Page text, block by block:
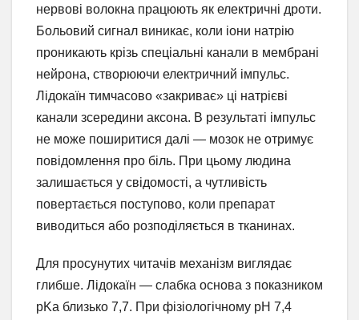
нервові волокна працюють як електричні дроти.
Больовий сигнал виникає, коли іони натрію
проникають крізь спеціальні канали в мембрані
нейрона, створюючи електричний імпульс.
Лідокаїн тимчасово «закриває» ці натрієві
канали зсередини аксона. В результаті імпульс
не може поширитися далі — мозок не отримує
повідомлення про біль. При цьому людина
залишається у свідомості, а чутливість
повертається поступово, коли препарат
виводиться або розподіляється в тканинах.
Для просунутих читачів механізм виглядає
глибше. Лідокаїн — слабка основа з показником
pKa близько 7,7. При фізіологічному pH 7,4